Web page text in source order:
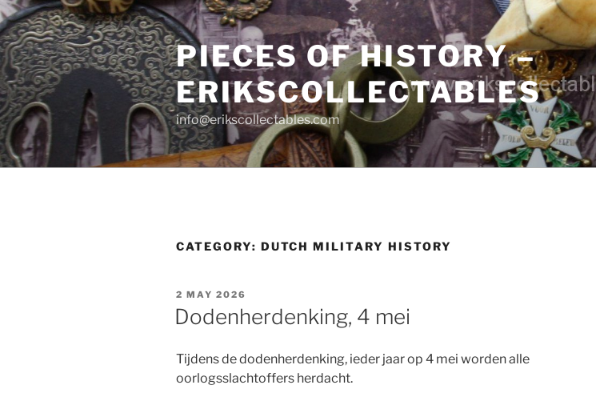
Skip
to
content
PIECES OF HISTORY –
ERIKSCOLLECTABLES
info@erikscollectables.com
CATEGORY: DUTCH MILITARY HISTORY
POSTED
ON
2 MAY 2026
Dodenherdenking, 4 mei
Tijdens de dodenherdenking, ieder jaar op 4 mei worden alle
oorlogsslachtoffers herdacht.